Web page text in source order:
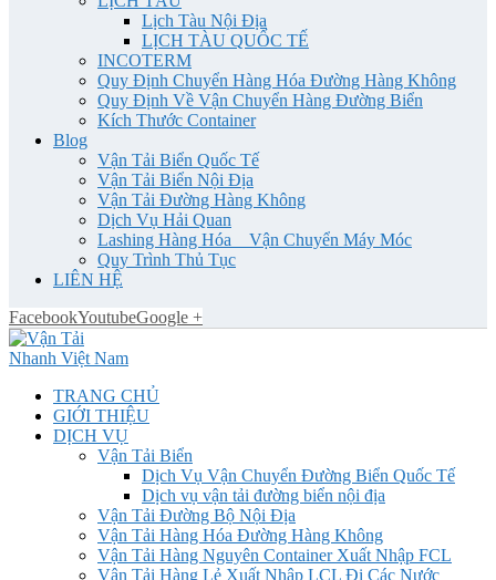
Lịch Tàu Nội Địa
LỊCH TÀU QUỐC TẾ
INCOTERM
Quy Định Chuyển Hàng Hóa Đường Hàng Không
Quy Định Về Vận Chuyển Hàng Đường Biển
Kích Thước Container
Blog
Vận Tải Biển Quốc Tế
Vận Tải Biển Nội Địa
Vận Tải Đường Hàng Không
Dịch Vụ Hải Quan
Lashing Hàng Hóa _ Vận Chuyển Máy Móc
Quy Trình Thủ Tục
LIÊN HỆ
FacebookYoutubeGoogle +
TRANG CHỦ
GIỚI THIỆU
DỊCH VỤ
Vận Tải Biển
Dịch Vụ Vận Chuyển Đường Biển Quốc Tế
Dịch vụ vận tải đường biển nội địa
Vận Tải Đường Bộ Nội Địa
Vận Tải Hàng Hóa Đường Hàng Không
Vận Tải Hàng Nguyên Container Xuất Nhập FCL
Vận Tải Hàng Lẻ Xuất Nhập LCL Đi Các Nước